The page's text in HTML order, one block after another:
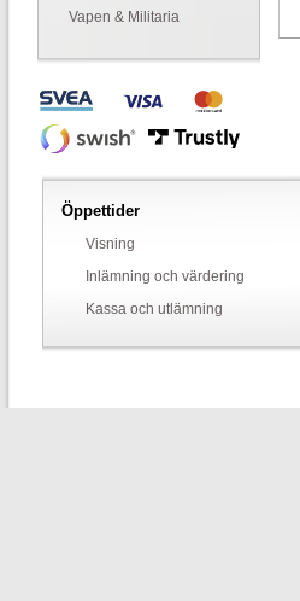
Vapen & Militaria
Öppettider
Visning
Inlämning och värdering
Kassa och utlämning